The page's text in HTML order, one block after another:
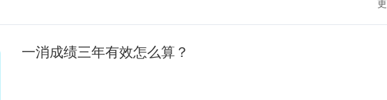
一消成绩三年有效怎么算？